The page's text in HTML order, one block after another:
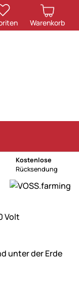
Warenkorb
Kostenlose
Rücksendung
Volt
unter der Erde